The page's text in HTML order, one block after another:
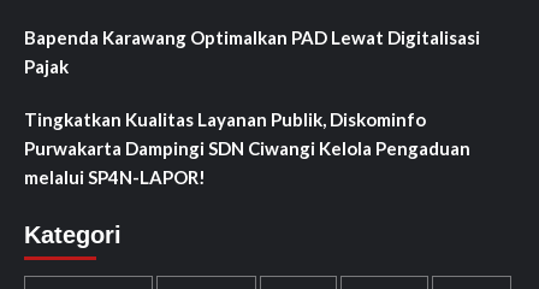
Bapenda Karawang Optimalkan PAD Lewat Digitalisasi
Pajak
Tingkatkan Kualitas Layanan Publik, Diskominfo
Purwakarta Dampingi SDN Ciwangi Kelola Pengaduan
melalui SP4N-LAPOR!
Kategori